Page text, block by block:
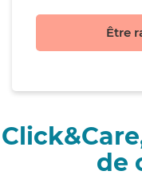
Être
de